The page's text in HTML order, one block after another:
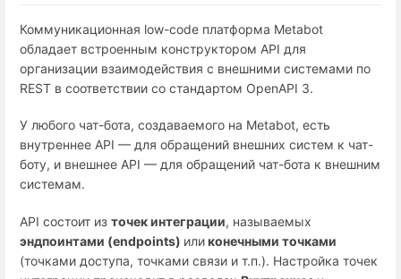
Коммуникационная low-code платформа Metabot
обладает встроенным конструктором API для
организации взаимодействия с внешними системами по
REST в соответствии со стандартом OpenAPI 3.
У любого чат-бота, создаваемого на Metabot, есть
внутреннее API — для обращений внешних систем к чат-
боту, и внешнее API — для обращений чат-бота к внешним
системам.
API состоит из точек интеграции, называемых
эндпоинтами (endpoints) иликонечными точками
(точками доступа, точками связи и т.п.). Настройка точек